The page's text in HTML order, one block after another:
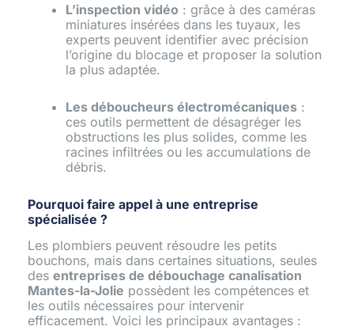
L’inspection vidéo : grâce à des caméras
miniatures insérées dans les tuyaux, les
experts peuvent identifier avec précision
l’origine du blocage et proposer la solution
la plus adaptée.
Les déboucheurs électromécaniques :
ces outils permettent de désagréger les
obstructions les plus solides, comme les
racines infiltrées ou les accumulations de
débris.
Pourquoi faire appel à une entreprise
spécialisée ?
Les plombiers peuvent résoudre les petits
bouchons, mais dans certaines situations, seules
des entreprises de débouchage canalisation
Mantes-la-Jolie possèdent les compétences et
les outils nécessaires pour intervenir
efficacement. Voici les principaux avantages :